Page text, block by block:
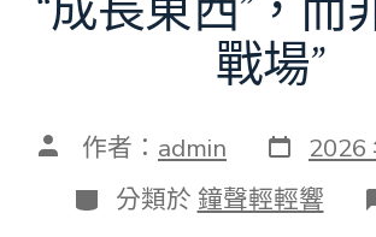
戰場”
文 作者： admin 發
表
日
期
2026
分
類
分類於 鐘聲輕輕響